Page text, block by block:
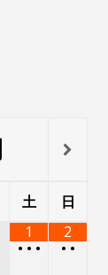
土
日
1
• • •
2
• •